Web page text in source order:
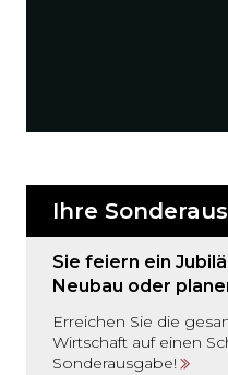
Ihre
Sie feiern ein
Neubau oder
Erreichen Sie die
Wirtschaft auf einen
Sonderausgabe!